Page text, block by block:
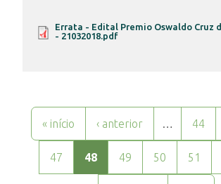
Errata - Edital Premio Oswaldo Cruz
- 21032018.pdf
« início ‹ anterior … 44
47 48 49 50 51